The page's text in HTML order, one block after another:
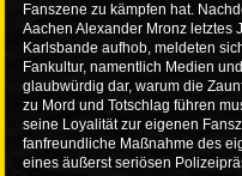
Fanszene zu kämpfen hat.
Aachen Alexander Mronz letztes
Karlsbande aufhob, meldeten
Fankultur, namentlich Medien
glaubwürdig dar, warum die
zu Mord und Totschlag führen
seine Loyalität zur eigenen
fanfreundliche Maßnahme des
eines äußerst seriösen